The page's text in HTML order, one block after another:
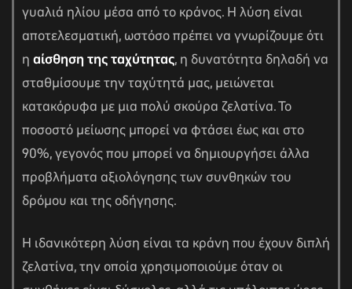
γυαλιά ηλίου μέσα από το κράνος. Η λύση είναι
αποτελεσματική, ωστόσο πρέπει να γνωρίζουμε ότι
η αίσθηση της ταχύτητας, η δυνατότητα δηλαδή να
σταθμίσουμε την ταχύτητά μας, μειώνεται
κατακόρυφα με μια πολύ σκούρα ζελατίνα. Το
ποσοστό μείωσης μπορεί να φτάσει έως και στο
90%, γεγονός που μπορεί να δημιουργήσει άλλα
προβλήματα αξιολόγησης των συνθηκών του
δρόμου και της οδήγησης.
Η ιδανικότερη λύση είναι τα κράνη που έχουν διπλή
ζελατίνα, την οποία χρησιμοποιούμε όταν οι